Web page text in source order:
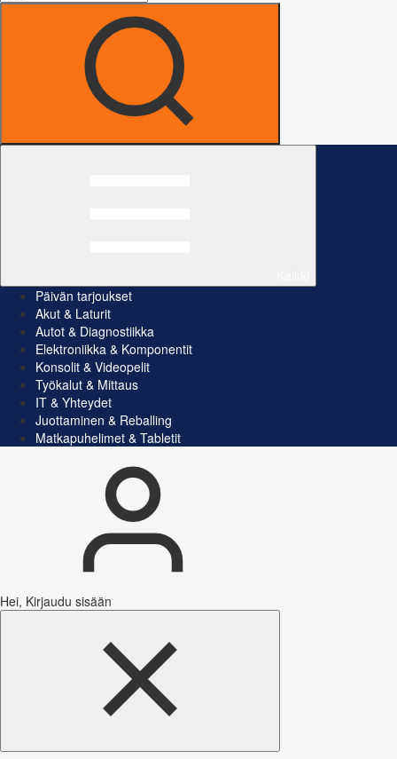
Päivän tarjoukset
Akut & Laturit
Autot & Diagnostiikka
Elektroniikka & Komponentit
Konsolit & Videopelit
Työkalut & Mittaus
IT & Yhteydet
Juottaminen & Reballing
Matkapuhelimet & Tabletit
Hei, Kirjaudu sisään